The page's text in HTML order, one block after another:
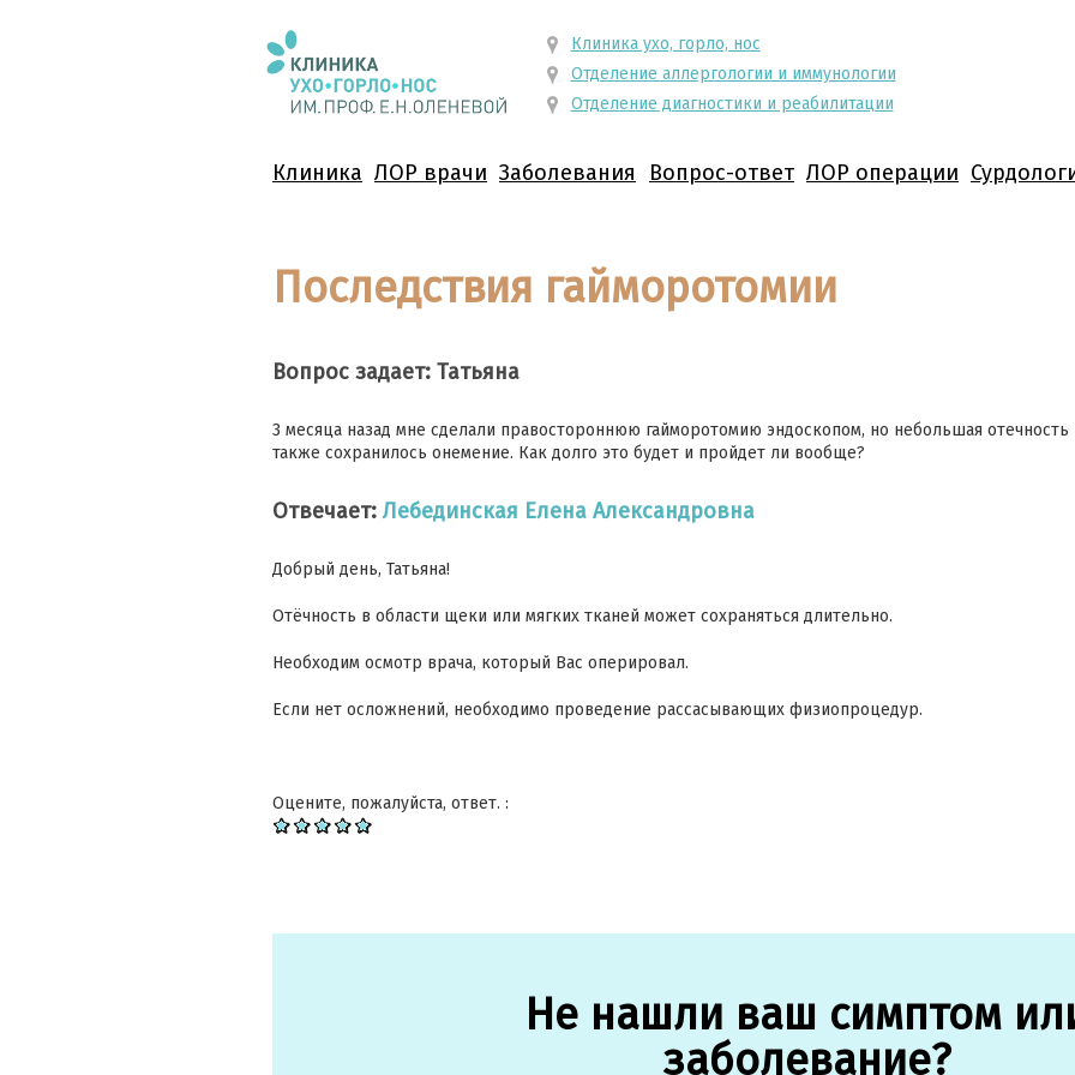
Клиника ухо, горло, нос
Отделение аллергологии и иммунологии
Отделение диагностики и реабилитации
Клиника ЛОР врачи Заболевания Вопрос-ответ ЛОР операции
Последствия гайморотомии
Вопрос задает: Татьяна
3 месяца назад мне сделали правостороннюю гайморотомию эндоскопом, но небольшая
также сохранилось онемение. Как долго это будет и пройдет ли вообще?
Отвечает: Лебединская Елена Александровна
Добрый день, Татьяна!
Отёчность в области щеки или мягких тканей может сохраняться длительно.
Необходим осмотр врача, который Вас оперировал.
Если нет осложнений, необходимо проведение рассасывающих физиопроцедур.
Оцените, пожалуйста, ответ. :
Не нашли ваш симптом
заболевание?